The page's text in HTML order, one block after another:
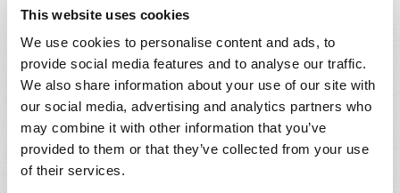
This website uses cookies
We use cookies to personalise content and ads, to
provide social media features and to analyse our traffic.
We also share information about your use of our site with
our social media, advertising and analytics partners who
may combine it with other information that you’ve
provided to them or that they’ve collected from your use
of their services.
Salinas, CA, USA
Cincinnati, OH, USA
- 29 Ago 2026
Tallahassee, FL, USA
- 29 Ago 2026
Rapid City, SD, USA
- 30 Ago 2026
Valdosta, GA, USA
- 30 Ago 2026
Mondiale en ligne, CANADA
- 04 Set 2026
Mondiale en ligne, CANADA